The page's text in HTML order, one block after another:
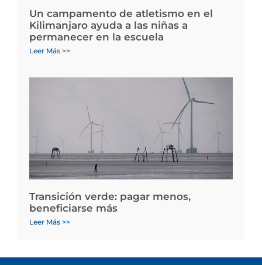
Un campamento de atletismo en el
Kilimanjaro ayuda a las niñas a
permanecer en la escuela
Leer Más >>
Transición verde: pagar menos,
beneficiarse más
Leer Más >>